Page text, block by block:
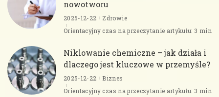
nowotworu
2025-12-22
Zdrowie
Orientacyjny czas na przeczytanie artykułu: 3 min
Niklowanie chemiczne – jak działa i
dlaczego jest kluczowe w przemyśle?
2025-12-22
Biznes
Orientacyjny czas na przeczytanie artykułu: 3 min